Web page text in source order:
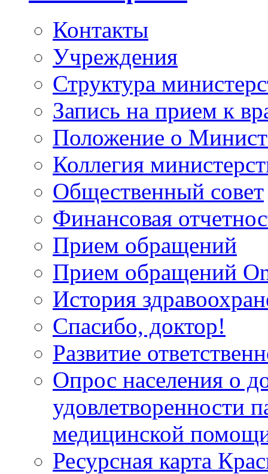
Контакты
Учреждения
Структура
Запись на прием к
Положение о
Коллегия
Общественный совет
Финансовая
Прием обращений
Прием обращений
История
Спасибо, доктор!
Развитие
Опрос населения о
удовлетворенности
медицинской
Ресурсная карта